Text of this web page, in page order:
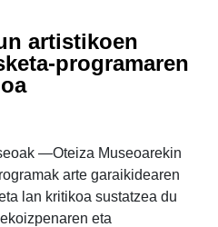
artistikoen
programaren
—Oteiza Museoarekin
arte garaikidearen
lan kritikoa sustatzea du
eta